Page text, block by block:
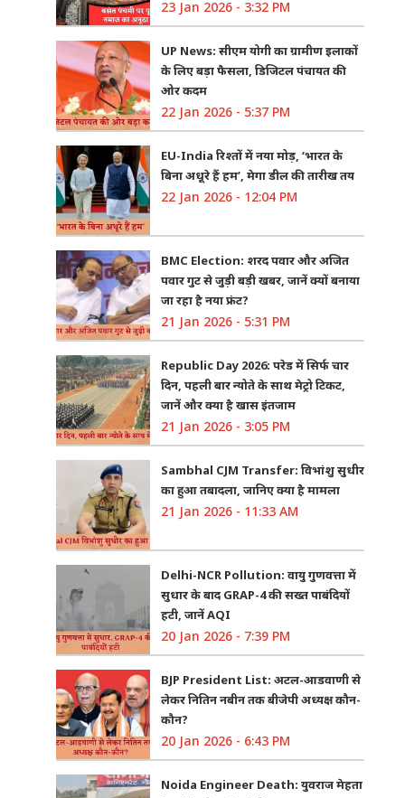
23 Jan 2026 - 3:32 PM
UP News: सीएम योगी का ग्रामीण इलाकों
के लिए बड़ा फैसला, डिजिटल पंचायत की
ओर कदम
22 Jan 2026 - 5:37 PM
EU-India रिश्तों में नया मोड़, ‘भारत के
बिना अधूरे हैं हम’, मेगा डील की तारीख तय
22 Jan 2026 - 12:04 PM
BMC Election: शरद पवार और अजित
पवार गुट से जुड़ी बड़ी खबर, जानें क्यों बनाया
जा रहा है नया फ्रंट?
21 Jan 2026 - 5:31 PM
Republic Day 2026: परेड में सिर्फ चार
दिन, पहली बार न्योते के साथ मेट्रो टिकट,
जानें और क्या है खास इंतजाम
21 Jan 2026 - 3:05 PM
Sambhal CJM Transfer: विभांशु सुधीर
का हुआ तबादला, जानिए क्या है मामला
21 Jan 2026 - 11:33 AM
Delhi-NCR Pollution: वायु गुणवत्ता में
सुधार के बाद GRAP-4 की सख्त पाबंदियों
हटी, जानें AQI
20 Jan 2026 - 7:39 PM
BJP President List: अटल-आडवाणी से
लेकर नितिन नबीन तक बीजेपी अध्यक्ष कौन-
कौन?
20 Jan 2026 - 6:43 PM
Noida Engineer Death: युवराज मेहता